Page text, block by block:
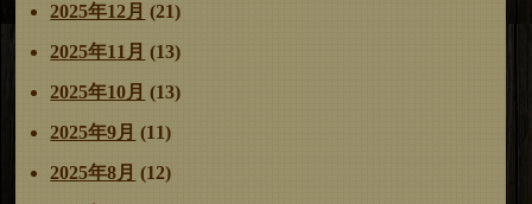
2025年12月 (21)
2025年11月 (13)
2025年10月 (13)
2025年9月 (11)
2025年8月 (12)